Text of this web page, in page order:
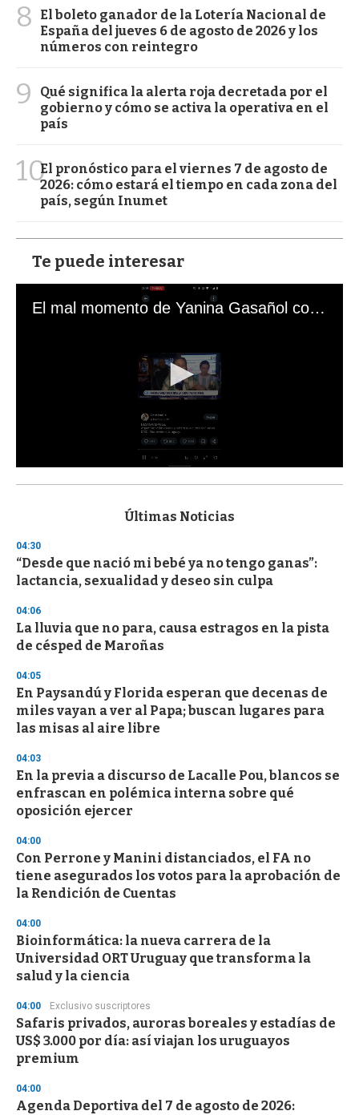
8
El boleto ganador de la Lotería Nacional de
España del jueves 6 de agosto de 2026 y los
números con reintegro
9
Qué significa la alerta roja decretada por el
gobierno y cómo se activa la operativa en el
país
10El pronóstico para el viernes 7 de agosto de
2026: cómo estará el tiempo en cada zona del
país, según Inumet
Te puede interesar
El mal momento de Yanina Gasañol con un hincha argentino en "Subrayado"
s
d
s
o
f
3
s
e
c
n
d
Últimas Noticias
04:30
“Desde que nació mi bebé ya no tengo ganas”:
lactancia, sexualidad y deseo sin culpa
04:06
La lluvia que no para, causa estragos en la pista
de césped de Maroñas
04:05
En Paysandú y Florida esperan que decenas de
miles vayan a ver al Papa; buscan lugares para
las misas al aire libre
04:03
En la previa a discurso de Lacalle Pou, blancos se
enfrascan en polémica interna sobre qué
oposición ejercer
04:00
Con Perrone y Manini distanciados, el FA no
tiene asegurados los votos para la aprobación de
la Rendición de Cuentas
04:00
Bioinformática: la nueva carrera de la
Universidad ORT Uruguay que transforma la
salud y la ciencia
04:00 Exclusivo suscriptores
Safaris privados, auroras boreales y estadías de
US$ 3.000 por día: así viajan los uruguayos
premium
04:00
Agenda Deportiva del 7 de agosto de 2026: